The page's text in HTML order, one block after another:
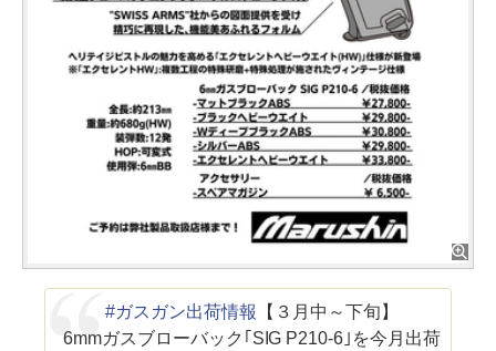
#ガスガン出荷情報
【３月中～下旬】
6mmガスブローバック｢SIG P210-6｣を今月出荷